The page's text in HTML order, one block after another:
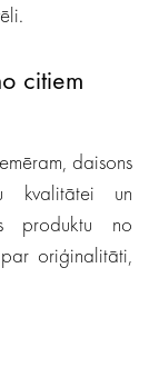
citiem
daisons
kvalitātei un
produktu no
oriģinalitāti,